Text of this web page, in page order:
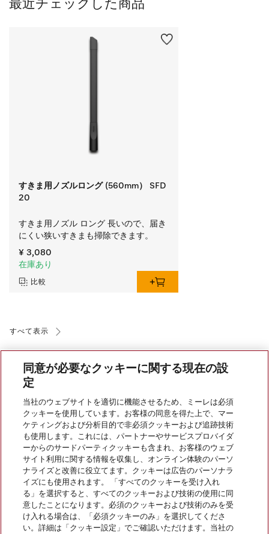
最近チェックした商品
すきま用ノズルロング (560mm） SFD
20
すきま用ノズル ロング 長いので、届き
にくい狭いすきまも掃除できます。
¥ 3,080
在庫あり
比較
すべて表示
会社案内
サービス
同意が必要なクッキーに関する現在の設
定
当社のウェブサイトを適切に機能させるため、ミーレは必須
クッキーを使用しています。お客様の同意を得た上で、マー
ケティングおよび分析目的で非必須クッキーおよび追跡技術
も使用します。これには、パートナーやサービスプロバイダ
ーからのサードパーティクッキーも含まれ、お客様のウェブ
サイト利用に関する情報を収集し、オンライン体験のパーソ
ナライズと改善に役立てます。クッキーは広告のパーソナラ
イズにも使用されます。 「すべてのクッキーを受け入れ
る」を選択すると、すべてのクッキーおよび技術の使用に同
意したことになります。必須のクッキーおよび技術のみを受
け入れる場合は、「必須クッキーのみ」を選択してくださ
い。詳細は「クッキー設定」でご確認いただけます。当社の